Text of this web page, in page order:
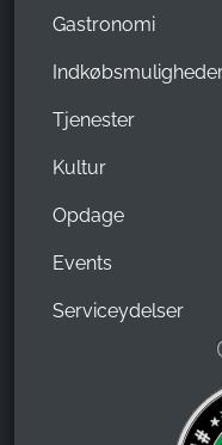
Gastronomi
Tjenester
Kultur
Opdage
Events
Serviceydelser